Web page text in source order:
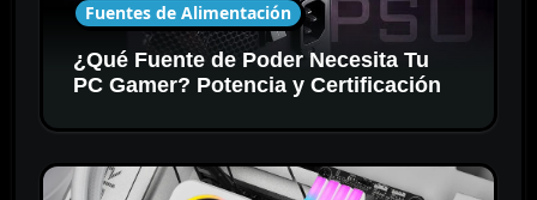
Fuentes de Alimentación
¿Qué Fuente de Poder Necesita Tu
PC Gamer? Potencia y Certificación